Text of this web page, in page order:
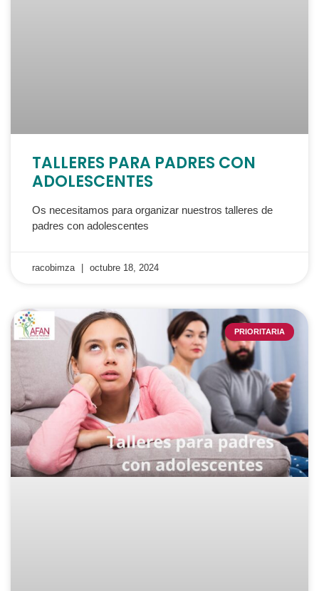
TALLERES PARA PADRES CON
ADOLESCENTES
Os necesitamos para organizar nuestros talleres de
padres con adolescentes
racobimza octubre 18, 2024
PRIORITARIA